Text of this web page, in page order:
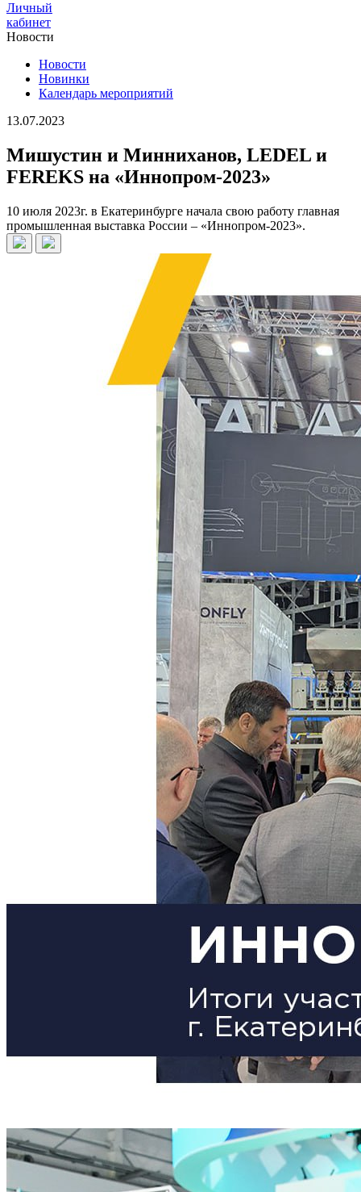
Личный
кабинет
Новости
Новости
Новинки
Календарь мероприятий
13.07.2023
Мишустин и Минниханов, LEDEL и
FEREKS на «Иннопром-2023»
10 июля 2023г. в Екатеринбурге начала свою работу главная
промышленная выставка России – «Иннопром-2023».